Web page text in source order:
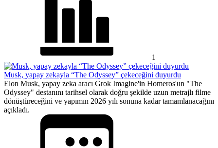
1
Musk, yapay zekayla “The Odyssey” çekeceğini duyurdu
Elon Musk, yapay zeka aracı Grok Imagine'in Homeros'un "The
Odyssey" destanını tarihsel olarak doğru şekilde uzun metrajlı filme
dönüştüreceğini ve yapımın 2026 yılı sonuna kadar tamamlanacağını
açıkladı.